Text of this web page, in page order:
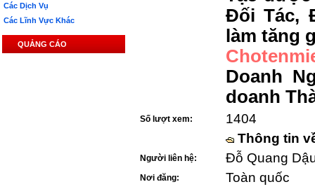
Các Dịch Vụ
Các Lĩnh Vực Khác
QUẢNG CÁO
Đối Tác,
làm tăng
Doanh
doanh
Số lượt xem:
1404
Thông tin
Người liên hệ: Đỗ Quang
Nơi đăng: Toàn quốc